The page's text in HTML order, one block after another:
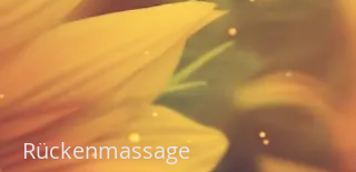
Rückenmassage